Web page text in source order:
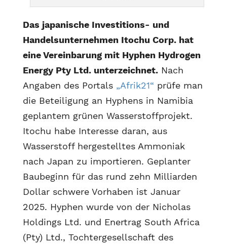
Das japanische Investitions- und
Handelsunternehmen Itochu Corp. hat
eine Vereinbarung mit Hyphen Hydrogen
Energy Pty Ltd. unterzeichnet.Nach
Angaben des Portals „Afrik21“ prüfe man
die Beteiligung an Hyphens in Namibia
geplantem grünen Wasserstoffprojekt.
Itochu habe Interesse daran, aus
Wasserstoff hergestelltes Ammoniak
nach Japan zu importieren. Geplanter
Baubeginn für das rund zehn Milliarden
Dollar schwere Vorhaben ist Januar
2025. Hyphen wurde von der Nicholas
Holdings Ltd. und Enertrag South Africa
(Pty) Ltd., Tochtergesellschaft des